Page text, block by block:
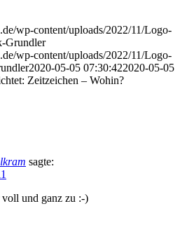
wp-content/uploads/2022/11/Logo-
Grundler
wp-content/uploads/2022/11/Logo-
2020-05-05 07:30:422020-05-05
Zeitzeichen – Wohin?
sagte:
und ganz zu :-)